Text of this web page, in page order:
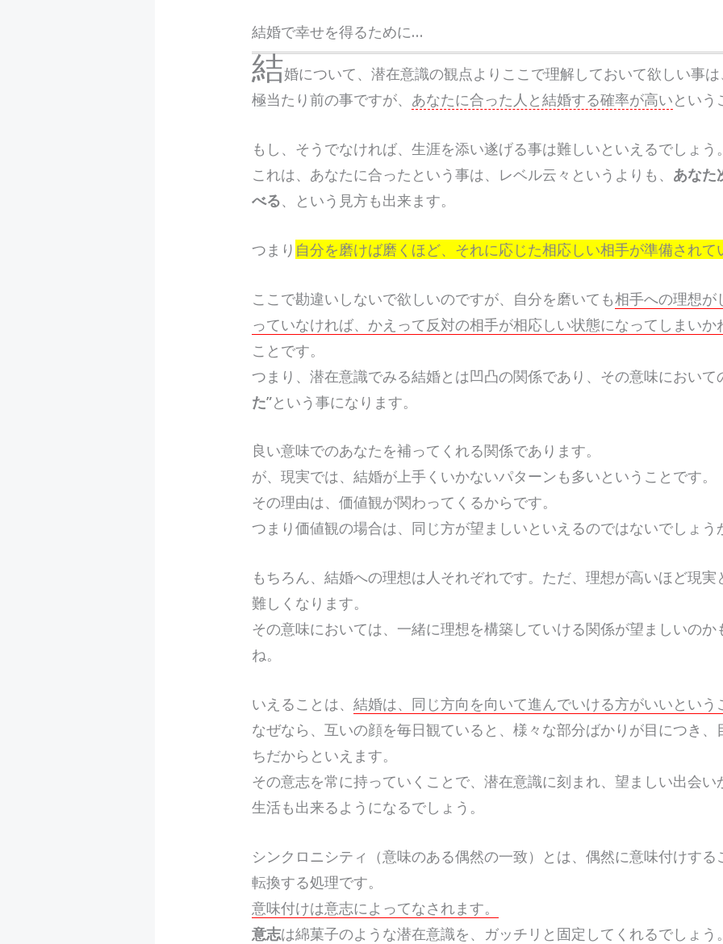
結婚で幸せを得るために…
結婚について、潜在意識の観点よりここで理解しておいて欲しい事
極当たり前の事ですが、 あなたに合った人と結婚する確率が高いという
もし、そうでなければ、生涯を添い遂げる事は難しいといえるでしょう
これは、あなたに合ったという事は、レベル云々というよりも、 あなた
べる、という見方も出来ます。
つまり 自分を磨けば磨くほど、それに応じた相応しい相手が準備されて
ここで勘違いしないで欲しいのですが、自分を磨いても相手への理想が
っていなければ、かえって反対の相手が相応しい状態になってしまいか
ことです。
つまり、潜在意識でみる結婚とは凹凸の関係であり、その意味において
た”という事になります。
良い意味でのあなたを補ってくれる関係であります。
が、現実では、結婚が上手くいかないパターンも多いということです。
その理由は、価値観が関わってくるからです。
つまり価値観の場合は、同じ方が望ましいといえるのではないでしょう
もちろん、結婚への理想は人それぞれです。ただ、理想が高いほど現実
難しくなります。
その意味においては、一緒に理想を構築していける関係が望ましいのか
ね。
いえることは、結婚は、同じ方向を向いて進んでいける方がいいという
なぜなら、互いの顔を毎日観ていると、様々な部分ばかりが目につき、
ちだからといえます。
その意志を常に持っていくことで、潜在意識に刻まれ、望ましい出会い
生活も出来るようになるでしょう。
シンクロニシティ（意味のある偶然の一致）とは、偶然に意味付けする
転換する処理です。
意味付けは意志によってなされます。
意志は綿菓子のような潜在意識を、ガッチリと固定してくれるでしょう